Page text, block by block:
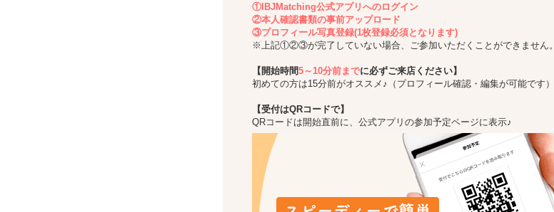
①IBJMatching公式アプリへのログイン
②本人確認書類の事前アップロード
③プロフィール写真登録(1枚登録必須となります)
※上記①②③が完了していない場合、ご参加いただくことができません。
【開始時間5～10分前までに必ずご来店ください】
初めての方は15分前がオススメ♪（プロフィール確認・編集が可能です）
【受付はQRコードで】
QRコードは開始直前に、公式アプリの参加予定ページに表示♪